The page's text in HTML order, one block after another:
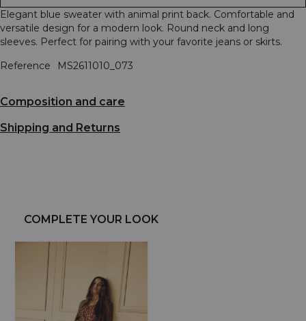
Elegant blue sweater with animal print back. Comfortable and
versatile design for a modern look. Round neck and long
sleeves. Perfect for pairing with your favorite jeans or skirts.
Reference
MS2611010_073
Composition and care
Shipping and Returns
COMPLETE YOUR LOOK